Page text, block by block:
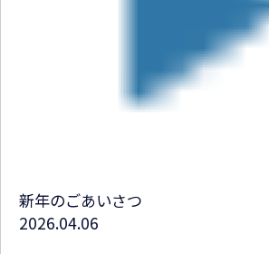
新年のごあいさつ
2026.04.06